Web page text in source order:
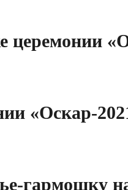
«Оскар-
гармошку